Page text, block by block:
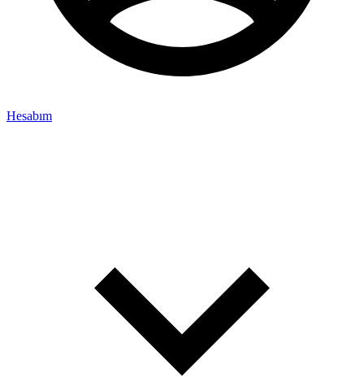
Hesabım